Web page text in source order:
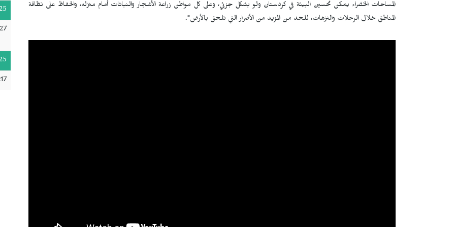
المساحات الخضراء يمكن تحسين البيئة في كردستان ولو بشكل جزئي، وعلى كل مواطن زراعة الأشجار والنباتات أمام منزله، والحفاظ على نظافة
المناطق خلال الرحلات والنزهات، للحد من المزيد من الأضرار التي تلحق بالأرض".